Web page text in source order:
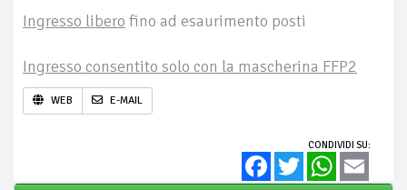
Ingresso libero fino ad esaurimento posti
Ingresso consentito solo con la mascherina FFP2
WEB E-MAIL
CONDIVIDI SU:
FacebookTwitter WhatsApp